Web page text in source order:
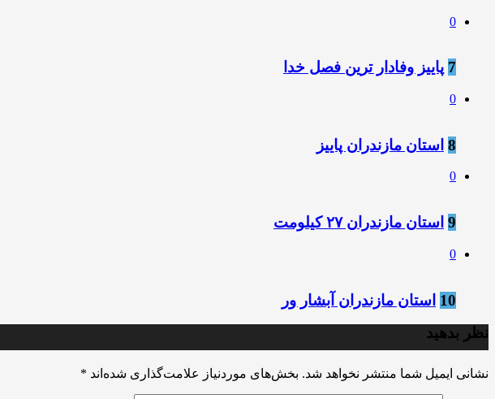
0
7 پاییز وفادار ترین فصل خدا
0
8 استان مازندران پاییز
0
9 استان مازندران ۲۷ کیلومت
0
10 استان مازندران آبشار ور
نظر بدهید
نشانی ایمیل شما منتشر نخواهد شد. بخش‌های موردنیاز علامت‌گذاری شده‌اند *